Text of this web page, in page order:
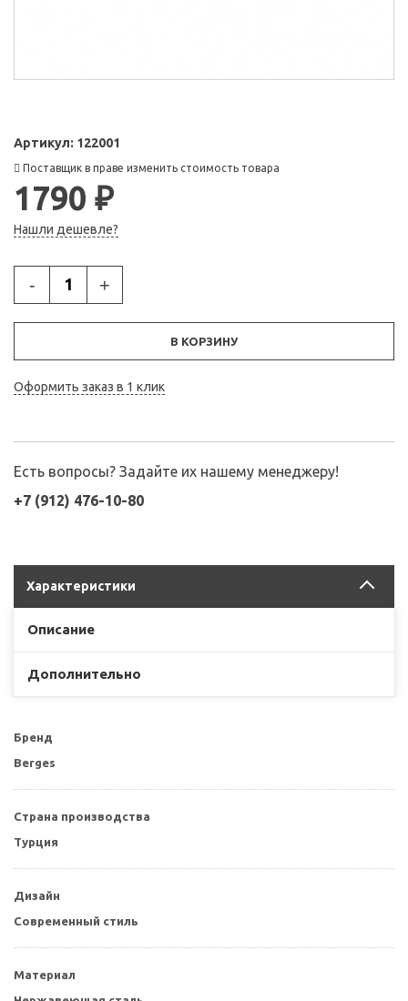
Артикул: 122001
Поставщик в праве изменить стоимость товара
1790 ₽
Нашли дешевле?
- +
В КОРЗИНУ
Оформить заказ в 1 клик
Есть вопросы? Задайте их нашему менеджеру!
+7 (912) 476-10-80
Характеристики
Описание
Дополнительно
Бренд
Berges
Страна производства
Турция
Дизайн
Современный стиль
Материал